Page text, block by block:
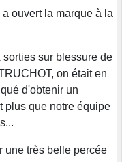
ouvert la marque à la
sorties sur blessure de
on était en
d'obtenir un
plus que notre équipe
une très belle percée